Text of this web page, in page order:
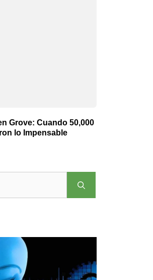
Grove: Cuando 50,000
lo Impensable